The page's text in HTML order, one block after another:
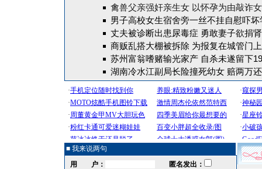
禽兽父亲强奸亲生女 以怀孕为由敲诈
男子高校女生宿舍旁一丝不挂自慰吓坏
丈夫被诊断出患尿毒症 勇敢妻子欲捐
商贩乱搭大棚被拆除 为报复在城管门
苏州富翁嗜赌输光家产 自杀未遂留下
湖南冷水江副局长险撞死幼女 赔两万
■ 我来说两句
用 户：
匿名发出：